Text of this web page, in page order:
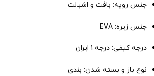
جنس رویه: بافت و اشبالت
جنس زیره: EVA
درجه کیفی: درجه 1 ایران
نوع باز و بسته شدن: بندی